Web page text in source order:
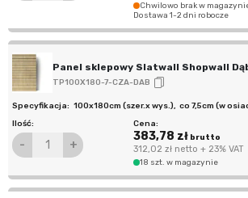
Chwilowo brak w
Dostawa 1-2 dni robocze
Panel sklepowy Slatwall Shopwall
TP100X180-7-CZA-DAB
100x180cm (szer.x wys.), co 7,5cm (w
- +
383,78 złbrutto
312,02 złnetto + 23% VAT
18 szt. w magazynie